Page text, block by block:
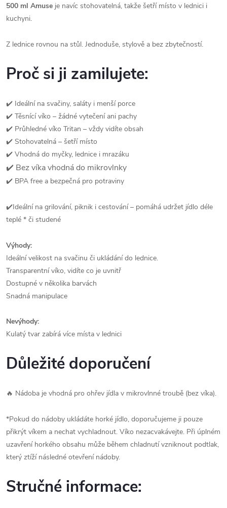
500 ml Amuse je navíc stohovatelná, takže šetří místo v lednici i
kuchyni.
Z lednice rovnou na stůl. Jednoduše, stylově a bez zbytečností.
Proč si ji zamilujete:
✔️ Ideální na svačiny, saláty i menší porce
✔️ Těsnící víko – žádné vytečení ani pachy
✔️ Průhledné víko Tritan – vždy vidíte obsah
✔️ Stohovatelná – šetří místo
✔️ Vhodná do myčky, lednice i mrazáku
✔️ Bez víka vhodná do mikrovlnky
✔️ BPA free a bezpečná pro potraviny
✔️Ideální na grilování, piknik i cestování – pomáhá udržet jídlo déle
teplé * či studené
Výhody:
Ideální velikost na svačinu či ukládání do lednice.
Transparentní víko, vidíte co je uvnitř
Dostupné v několika barvách
Snadná manipulace
Nevýhody:
Kulatý tvar zabírá více místa v lednici
Důležité doporučení
🔥 Nádoba je vhodná pro ohřev jídla v mikrovlnné troubě (bez víka).
*Pokud do nádoby ukládáte horké jídlo, doporučujeme ji pouze
přikrýt víkem a nechat vychladnout. Víko nezacvakávejte. Při úplném
uzavření horkého obsahu může během chladnutí vzniknout podtlak,
který ztíží následné otevření nádoby.
Stručné informace: